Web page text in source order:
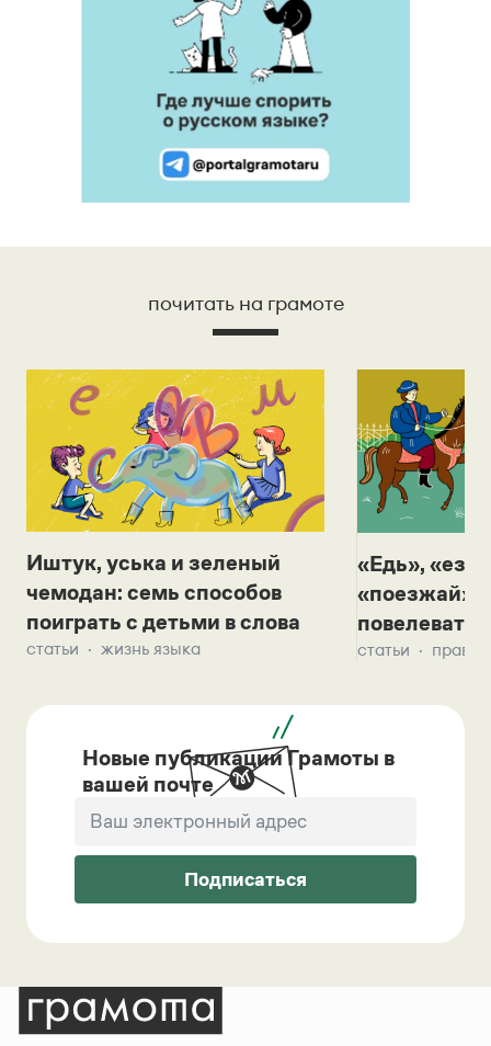
почитать на грамоте
Иштук, уська и зеленый
чемодан: семь способов
поиграть с детьми в слова
статьи жизнь языка
«Едь»,
«поезжай»?
повелевать
статьи
Новые публикации Грамоты в
вашей почте
Подписаться